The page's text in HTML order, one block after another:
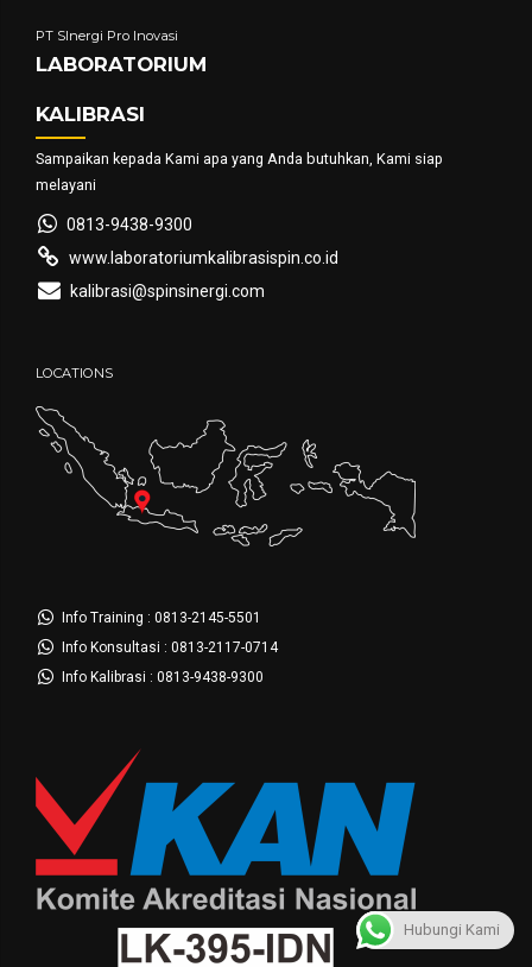
PT SInergi Pro Inovasi
LABORATORIUM
KALIBRASI
Sampaikan kepada Kami apa yang Anda butuhkan, Kami siap
melayani
0813-9438-9300
www.laboratoriumkalibrasispin.co.id
kalibrasi@spinsinergi.com
LOCATIONS
Info Training : 0813-2145-5501
Info Konsultasi : 0813-2117-0714
Info Kalibrasi : 0813-9438-9300
Hubungi Kami